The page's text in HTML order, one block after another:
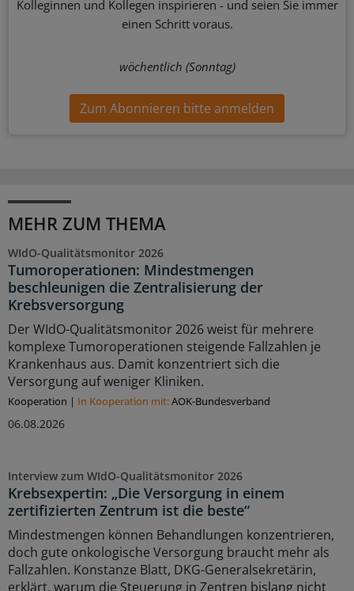
Kolleginnen und Kollegen inspirieren - und seien Sie immer
einen Schritt voraus.
wöchentlich (Sonntag)
Zum Abonnieren bitte anmelden
MEHR ZUM THEMA
WIdO-Qualitätsmonitor 2026
Tumoroperationen: Mindestmengen
beschleunigen die Zentralisierung der
Krebsversorgung
Der WIdO-Qualitätsmonitor 2026 weist für mehrere
komplexe Tumoroperationen steigende Fallzahlen je
Krankenhaus aus. Damit konzentriert sich die
Versorgung auf weniger Kliniken.
Kooperation | In Kooperation mit:AOK-Bundesverband
06.08.2026
Interview zum WIdO-Qualitätsmonitor 2026
Krebsexpertin: „Die Versorgung in einem
zertifizierten Zentrum ist die beste“
Mindestmengen können Behandlungen konzentrieren,
doch gute onkologische Versorgung braucht mehr als
Fallzahlen. Konstanze Blatt, DKG-Generalsekretärin,
erklärt, warum die Steuerung in Zentren bislang nicht